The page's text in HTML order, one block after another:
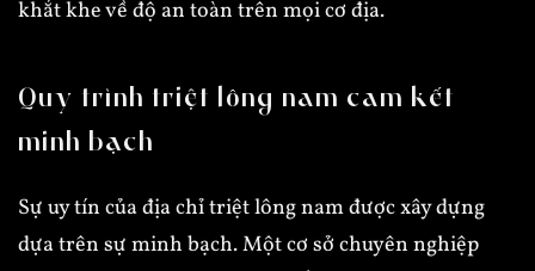
khắt khe về độ an toàn trên mọi cơ địa.
Quy trình triệt lông nam cam kết
minh bạch
Sự uy tín của địa chỉ triệt lông nam được xây dựng
dựa trên sự minh bạch. Một cơ sở chuyên nghiệp